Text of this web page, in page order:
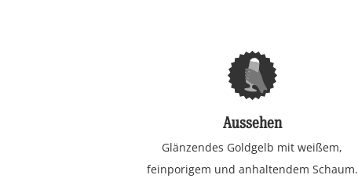
Aussehen
Glänzendes Goldgelb mit weißem,
feinporigem und anhaltendem Schaum.